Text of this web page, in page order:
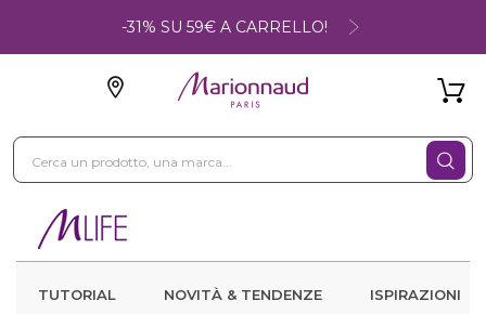
-31% SU 59€ A CARRELLO!
TUTORIAL NOVITÀ & TENDENZE ISPIRAZIONI